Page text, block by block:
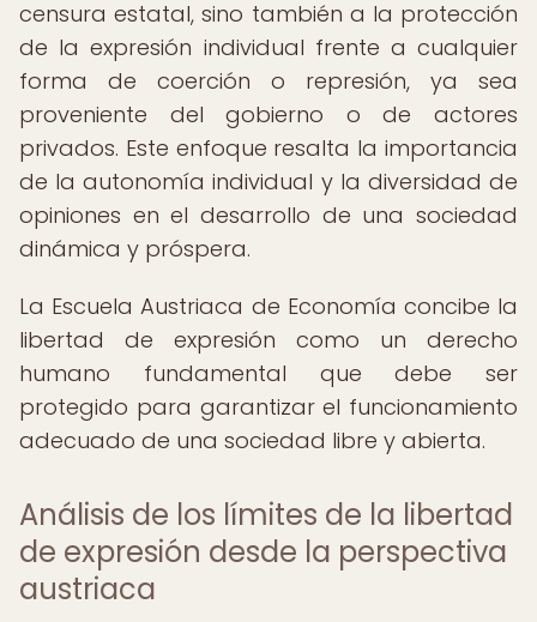
censura estatal, sino también a la protección
de la expresión individual frente a cualquier
forma de coerción o represión, ya sea
proveniente del gobierno o de actores
privados. Este enfoque resalta la importancia
de la autonomía individual y la diversidad de
opiniones en el desarrollo de una sociedad
dinámica y próspera.
La Escuela Austriaca de Economía concibe la
libertad de expresión como un derecho
humano fundamental que debe ser
protegido para garantizar el funcionamiento
adecuado de una sociedad libre y abierta.
Análisis de los límites de la libertad
de expresión desde la perspectiva
austriaca